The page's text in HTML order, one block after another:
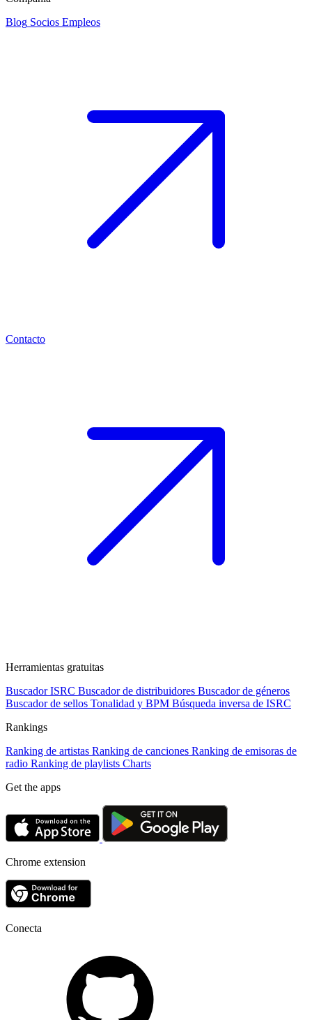
Blog Socios Empleos
Contacto
Herramientas gratuitas
Buscador ISRC Buscador de distribuidores Buscador de géneros
Buscador de sellos Tonalidad y BPM Búsqueda inversa de ISRC
Rankings
Ranking de artistas Ranking de canciones Ranking de emisoras de
radio Ranking de playlists Charts
Get the apps
Chrome extension
Conecta